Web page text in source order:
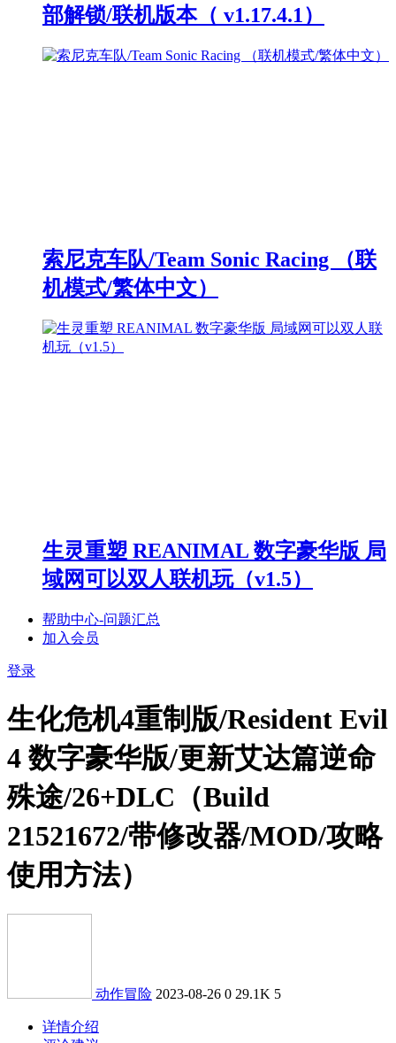
部解锁/联机版本（ v1.17.4.1）
索尼克车队/Team Sonic Racing （联
机模式/繁体中文）
生灵重塑 REANIMAL 数字豪华版 局
域网可以双人联机玩（v1.5）
帮助中心-问题汇总
加入会员
登录
生化危机4重制版/Resident Evil
4 数字豪华版/更新艾达篇逆命
殊途/26+DLC（Build
21521672/带修改器/MOD/攻略
使用方法）
动作冒险 2023-08-26 0 29.1K 5
详情介绍